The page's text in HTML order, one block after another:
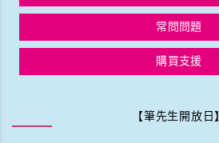
常問問題
購買支援
【筆先生開放日】